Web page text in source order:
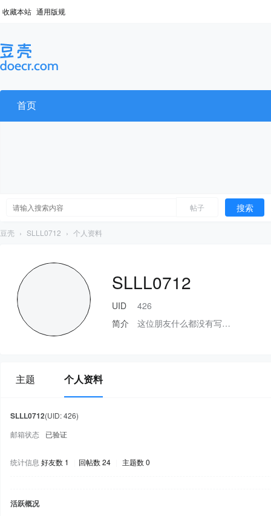
收藏本站 通用版规
首页
帖子 搜索
豆壳 › SLLL0712 › 个人资料
SLLL0712
UID
426
简介
这位朋友什么都没有写…
主题 个人资料
SLLL0712(UID: 426)
邮箱状态
已验证
统计信息 好友数 1 回帖数 24 主题数 0
活跃概况